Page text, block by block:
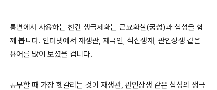
통변에서 사용하는 천간 생극제화는 근묘화실(궁성)과 십성을 함
께 봅니다. 인터넷에서 재생관, 재극인, 식신생재, 관인상생 같은
용어를 많이 보셨을 겁니다.
공부할 때 가장 헷갈리는 것이 재생관, 관인상생 같은 십성의 생극